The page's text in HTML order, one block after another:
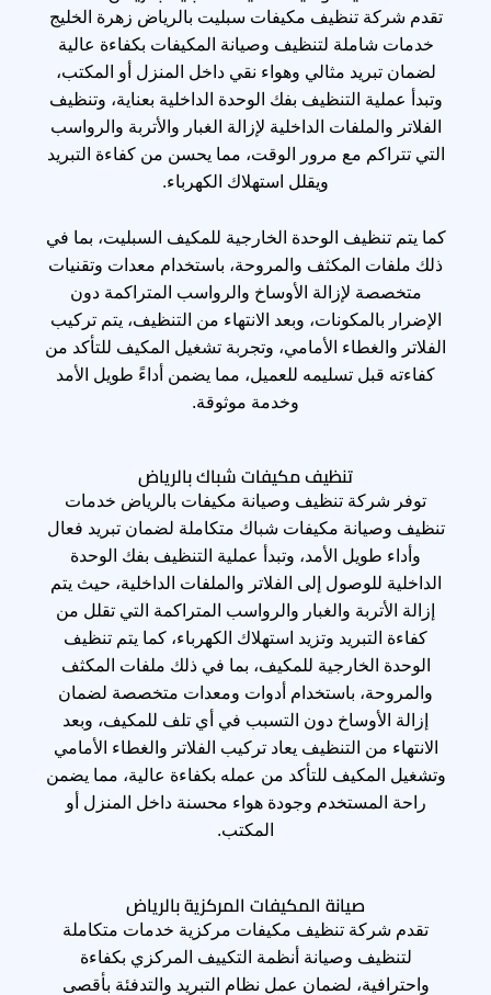
تقدم شركة تنظيف مكيفات سبليت بالرياض زهرة الخليج
خدمات شاملة لتنظيف وصيانة المكيفات بكفاءة عالية
لضمان تبريد مثالي وهواء نقي داخل المنزل أو المكتب،
وتبدأ عملية التنظيف بفك الوحدة الداخلية بعناية، وتنظيف
الفلاتر والملفات الداخلية لإزالة الغبار والأتربة والرواسب
التي تتراكم مع مرور الوقت، مما يحسن من كفاءة التبريد
ويقلل استهلاك الكهرباء.
كما يتم تنظيف الوحدة الخارجية للمكيف السبليت، بما في
ذلك ملفات المكثف والمروحة، باستخدام معدات وتقنيات
متخصصة لإزالة الأوساخ والرواسب المتراكمة دون
الإضرار بالمكونات، وبعد الانتهاء من التنظيف، يتم تركيب
الفلاتر والغطاء الأمامي، وتجربة تشغيل المكيف للتأكد من
كفاءته قبل تسليمه للعميل، مما يضمن أداءً طويل الأمد
وخدمة موثوقة.
تنظيف مكيفات شباك بالرياض
توفر شركة تنظيف وصيانة مكيفات بالرياض خدمات
تنظيف وصيانة مكيفات شباك متكاملة لضمان تبريد فعال
وأداء طويل الأمد، وتبدأ عملية التنظيف بفك الوحدة
الداخلية للوصول إلى الفلاتر والملفات الداخلية، حيث يتم
إزالة الأتربة والغبار والرواسب المتراكمة التي تقلل من
كفاءة التبريد وتزيد استهلاك الكهرباء، كما يتم تنظيف
الوحدة الخارجية للمكيف، بما في ذلك ملفات المكثف
والمروحة، باستخدام أدوات ومعدات متخصصة لضمان
إزالة الأوساخ دون التسبب في أي تلف للمكيف، وبعد
الانتهاء من التنظيف يعاد تركيب الفلاتر والغطاء الأمامي
وتشغيل المكيف للتأكد من عمله بكفاءة عالية، مما يضمن
راحة المستخدم وجودة هواء محسنة داخل المنزل أو
المكتب.
صيانة المكيفات المركزية بالرياض
تقدم شركة تنظيف مكيفات مركزية خدمات متكاملة
لتنظيف وصيانة أنظمة التكييف المركزي بكفاءة
واحترافية، لضمان عمل نظام التبريد والتدفئة بأقصى